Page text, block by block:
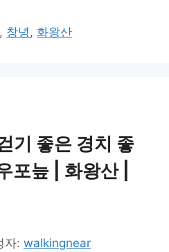
, 창녕 , 화왕산
기 좋은 경치 좋
포늪 | 화왕산 |
자: walkingnear